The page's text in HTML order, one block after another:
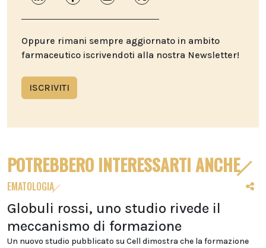
Oppure rimani sempre aggiornato in ambito
farmaceutico iscrivendoti alla nostra Newsletter!
ISCRIVITI
POTREBBERO INTERESSARTI ANCHE
EMATOLOGIA
Globuli rossi, uno studio rivede il
meccanismo di formazione
Un nuovo studio pubblicato su Cell dimostra che la formazione